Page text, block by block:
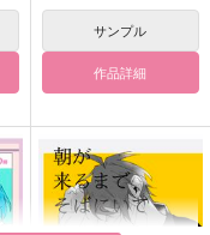
サンプル
作品詳細